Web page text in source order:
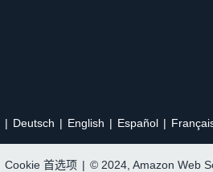
Deutsch English Español
Cookie 首选项 | © 2024, Amazon Web